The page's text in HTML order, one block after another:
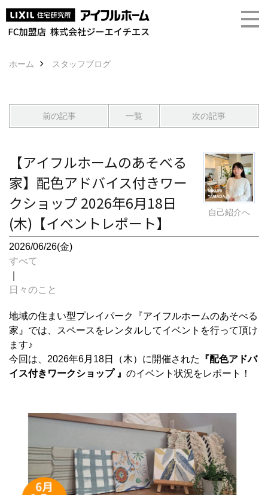
ホーム スタッフブログ
前の記事 一覧 次の記事
自己紹介へ
【アイフルホームのあそべる
家】配色アドバイス付きワー
クショップ 2026年6月18日
(木)【イベントレポート】
2026/06/26(金)
すべて
日々のこと
地域の住まい型プレイパーク『アイフルホームのあそべる
家』では、スペースをレンタルしてイベントを行って頂け
ます♪
今回は、2026年6月18日（木）に開催された
『配色アドバ
イス付きワークショップ 』 のイベント状況をレポート！